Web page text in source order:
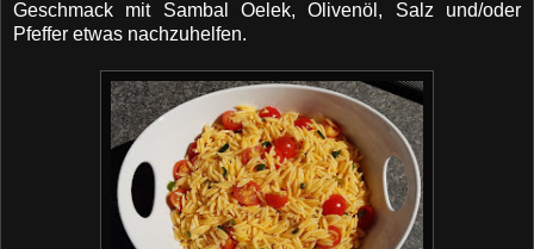
Geschmack mit Sambal Oelek, Olivenöl, Salz und/oder
Pfeffer etwas nachzuhelfen.